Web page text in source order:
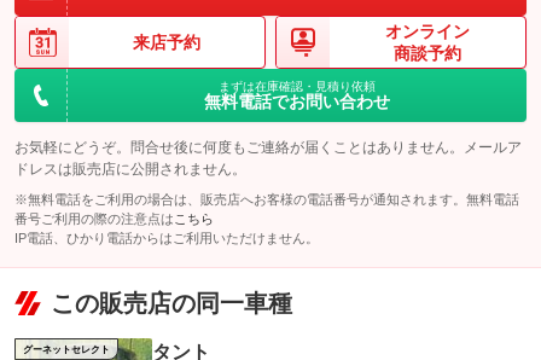
来店予約
オンライン
商談予約
まずは在庫確認・見積り依頼
無料電話でお問い合わせ
お気軽にどうぞ。問合せ後に何度もご連絡が届くことはありません。メールア
ドレスは販売店に公開されません。
※無料電話をご利用の場合は、販売店へお客様の電話番号が通知されます。無料電話
番号ご利用の際の注意点は こちら
IP電話、ひかり電話からはご利用いただけません。
この販売店の同一車種
グーネットセレクト タント